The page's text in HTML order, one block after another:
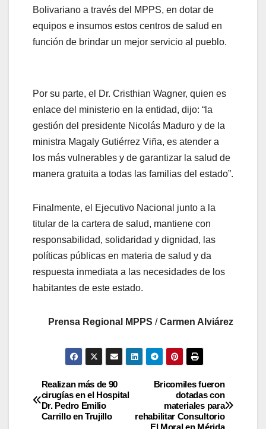
Bolivariano a través del MPPS, en dotar de
equipos e insumos estos centros de salud en
función de brindar un mejor servicio al pueblo.
Por su parte, el Dr. Cristhian Wagner, quien es
enlace del ministerio en la entidad, dijo: “la
gestión del presidente Nicolás Maduro y de la
ministra Magaly Gutiérrez Viña, es atender a
los más vulnerables y de garantizar la salud de
manera gratuita a todas las familias del estado”.
Finalmente, el Ejecutivo Nacional junto a la
titular de la cartera de salud, mantiene con
responsabilidad, solidaridad y dignidad, las
políticas públicas en materia de salud y da
respuesta inmediata a las necesidades de los
habitantes de este estado.
Prensa Regional MPPS /Carmen Alviárez
Bricomiles fueron
dotadas con
materiales para
rehabilitar Consultorio
El Moral en Mérida
Realizan más de 90
cirugías en el Hospital
Dr. Pedro Emilio
Carrillo en Trujillo